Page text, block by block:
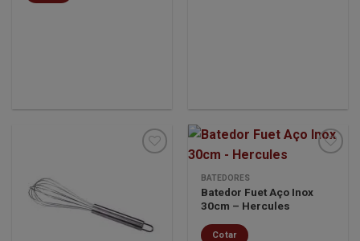
lista de
desejos
Minha
BATEDORES
Batedor Fuet Aço Inox
30cm – Hercules
Cotar